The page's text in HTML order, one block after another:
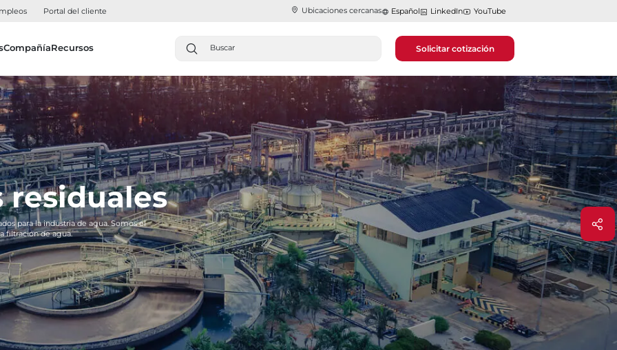
Portal del cliente Ubicaciones cercanas Español LinkedIn YouTube
CompañíaRecursos Solicitar cotización
residuales
para la industria de agua. Somos el
filtración de agua.